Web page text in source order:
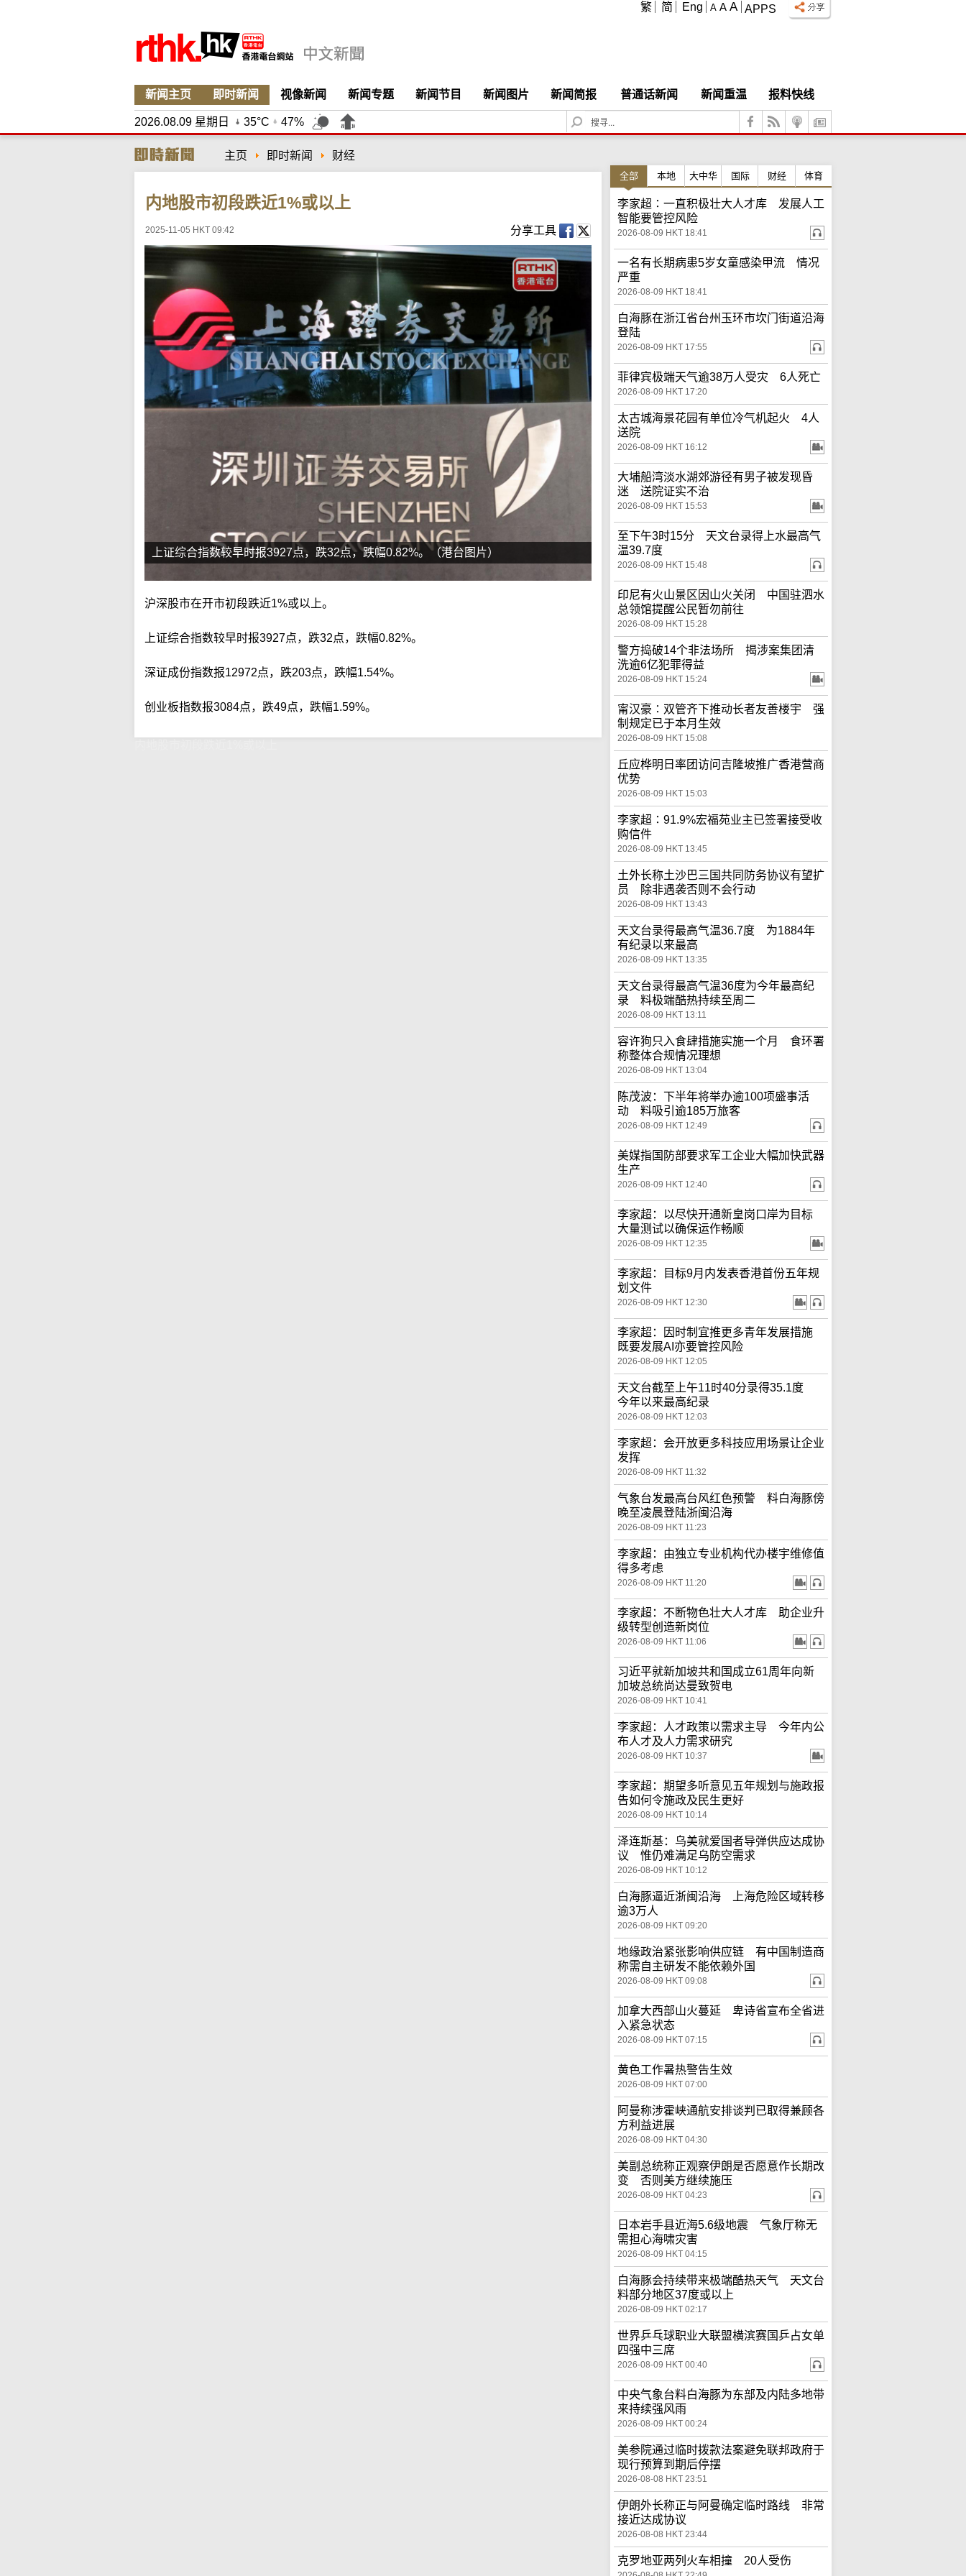
APPS
A A A
繁 简 Eng
新闻主页 即时新闻 视像新闻 新闻专题 新闻节目 新闻图片 新闻简报 普通话新闻 新闻重温 报料快线
2026.08.09 星期日 35°C 47%
S
e
c
主页 即时新闻 财经
内地股市初段跌近1%或以上
2025-11-05 HKT 09:42 分享工具
上证综合指数较早时报3927点，跌32点，跌幅0.82%。（港台图片）
沪深股市在开市初段跌近1%或以上。
上证综合指数较早时报3927点，跌32点，跌幅0.82%。
深证成份指数报12972点，跌203点，跌幅1.54%。
创业板指数报3084点，跌49点，跌幅1.59%。
全部 本地 大中华 国际 财经 体育
李家超∶一直积极壮大人才库 发展人工
智能要管控风险
2026-08-09 HKT 18:41
一名有长期病患5岁女童感染甲流 情况
严重
2026-08-09 HKT 18:41
白海豚在浙江省台州玉环市坎门街道沿海
登陆
2026-08-09 HKT 17:55
菲律宾极端天气逾38万人受灾 6人死亡
2026-08-09 HKT 17:20
太古城海景花园有单位冷气机起火 4人
送院
2026-08-09 HKT 16:12
大埔船湾淡水湖郊游径有男子被发现昏
迷 送院证实不治
2026-08-09 HKT 15:53
至下午3时15分 天文台录得上水最高气
温39.7度
2026-08-09 HKT 15:48
印尼有火山景区因山火关闭 中国驻泗水
总领馆提醒公民暂勿前往
2026-08-09 HKT 15:28
警方捣破14个非法场所 揭涉案集团清
洗逾6亿犯罪得益
2026-08-09 HKT 15:24
甯汉豪∶双管齐下推动长者友善楼宇 强
制规定已于本月生效
2026-08-09 HKT 15:08
丘应桦明日率团访问吉隆坡推广香港营商
优势
2026-08-09 HKT 15:03
李家超∶91.9%宏福苑业主已签署接受收
购信件
2026-08-09 HKT 13:45
土外长称土沙巴三国共同防务协议有望扩
员 除非遇袭否则不会行动
2026-08-09 HKT 13:43
天文台录得最高气温36.7度 为1884年
有纪录以来最高
2026-08-09 HKT 13:35
天文台录得最高气温36度为今年最高纪
录 料极端酷热持续至周二
2026-08-09 HKT 13:11
容许狗只入食肆措施实施一个月 食环署
称整体合规情况理想
2026-08-09 HKT 13:04
陈茂波：下半年将举办逾100项盛事活
动 料吸引逾185万旅客
2026-08-09 HKT 12:49
美媒指国防部要求军工企业大幅加快武器
生产
2026-08-09 HKT 12:40
李家超：以尽快开通新皇岗口岸为目标
大量测试以确保运作畅顺
2026-08-09 HKT 12:35
李家超：目标9月内发表香港首份五年规
划文件
2026-08-09 HKT 12:30
李家超：因时制宜推更多青年发展措施
既要发展AI亦要管控风险
2026-08-09 HKT 12:05
天文台截至上午11时40分录得35.1度
今年以来最高纪录
2026-08-09 HKT 12:03
李家超：会开放更多科技应用场景让企业
发挥
2026-08-09 HKT 11:32
气象台发最高台风红色预警 料白海豚傍
晚至凌晨登陆浙闽沿海
2026-08-09 HKT 11:23
李家超：由独立专业机构代办楼宇维修值
得多考虑
2026-08-09 HKT 11:20
李家超：不断物色壮大人才库 助企业升
级转型创造新岗位
2026-08-09 HKT 11:06
习近平就新加坡共和国成立61周年向新
加坡总统尚达曼致贺电
2026-08-09 HKT 10:41
李家超：人才政策以需求主导 今年内公
布人才及人力需求研究
2026-08-09 HKT 10:37
李家超：期望多听意见五年规划与施政报
告如何令施政及民生更好
2026-08-09 HKT 10:14
泽连斯基：乌美就爱国者导弹供应达成协
议 惟仍难满足乌防空需求
2026-08-09 HKT 10:12
白海豚逼近浙闽沿海 上海危险区域转移
逾3万人
2026-08-09 HKT 09:20
地缘政治紧张影响供应链 有中国制造商
称需自主研发不能依赖外国
2026-08-09 HKT 09:08
加拿大西部山火蔓延 卑诗省宣布全省进
入紧急状态
2026-08-09 HKT 07:15
黄色工作暑热警告生效
2026-08-09 HKT 07:00
阿曼称涉霍峡通航安排谈判已取得兼顾各
方利益进展
2026-08-09 HKT 04:30
美副总统称正观察伊朗是否愿意作长期改
变 否则美方继续施压
2026-08-09 HKT 04:23
日本岩手县近海5.6级地震 气象厅称无
需担心海啸灾害
2026-08-09 HKT 04:15
白海豚会持续带来极端酷热天气 天文台
料部分地区37度或以上
2026-08-09 HKT 02:17
世界乒乓球职业大联盟横滨赛国乒占女单
四强中三席
2026-08-09 HKT 00:40
中央气象台料白海豚为东部及内陆多地带
来持续强风雨
2026-08-09 HKT 00:24
美参院通过临时拨款法案避免联邦政府于
现行预算到期后停摆
2026-08-08 HKT 23:51
伊朗外长称正与阿曼确定临时路线 非常
接近达成协议
2026-08-08 HKT 23:44
克罗地亚两列火车相撞 20人受伤